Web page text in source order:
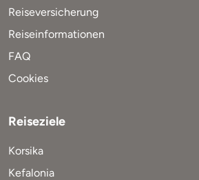
Reiseversicherung
Reiseinformationen
FAQ
Cookies
Reiseziele
Korsika
Kefalonia